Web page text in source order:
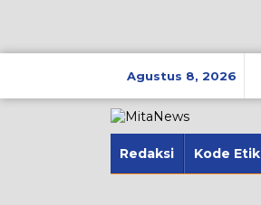
Agustus 8, 2026
Redaksi Kode Etik